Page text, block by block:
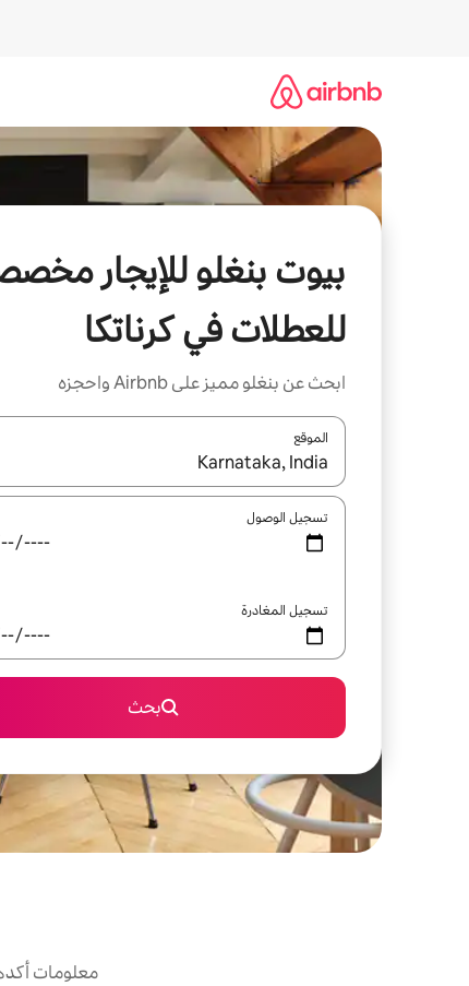
بيوت بنغلو للإيجار
للعطلات في كرناتكا
ابحث عن بنغلو مميز على Airbnb واحجزه
الموقع
عند توفر النتائج، انتقل باستخدام السهمين لأعلى
تسجيل الوصول
تسجيل المغادرة
بحث
معلومات